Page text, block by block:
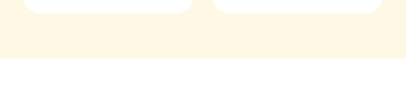
(Soundtrack)เพื่อเสริมทักษะ
ภาษา ผ่านประสบการณ์การเรียนรู้